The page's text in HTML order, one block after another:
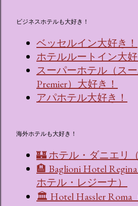
ビジネスホテルも大好き！
ベッセルイン大好き！
ホテルルートイン大好
スーパーホテル（ス
Premier）大好き！
アパホテル大好き！
海外ホテルも大好き！
🏰 ホテル・ダニエリ（
🏨 Baglioni Hotel
ホテル・レジーナ）
🏛 Hotel Hassler Roma